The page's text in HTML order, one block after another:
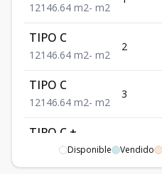
1 21 46.64 m2- m2
TIPO C
1 21 46.64 m2- m2
2
TIPO C
1 21 46.64 m2- m2
3
TIPO C +
TERRAZA
46.64 30.25
Disponible Vendido